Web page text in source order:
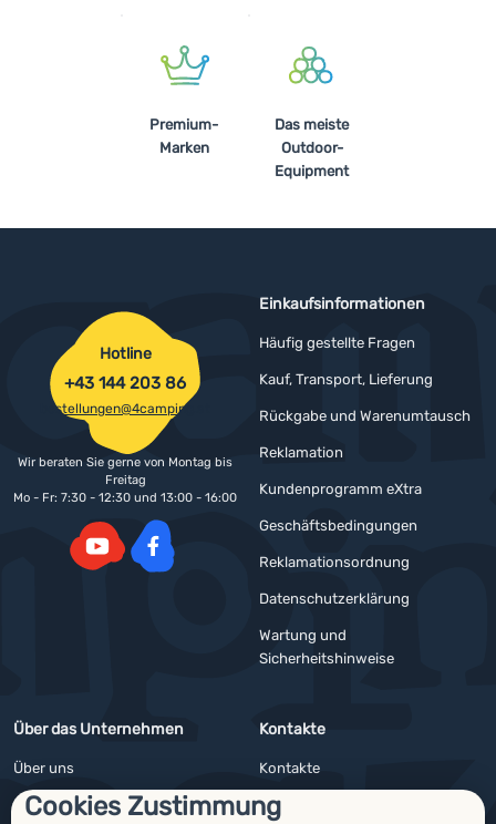
Cookies Zustimmung
Premium-
Marken
Das meiste
Outdoor-
Equipment
Einkaufsinformationen
Häufig gestellte Fragen
Kauf, Transport, Lieferung
Rückgabe und Warenumtausch
Reklamation
Kundenprogramm eXtra
Geschäftsbedingungen
Reklamationsordnung
Datenschutzerklärung
Wartung und
Sicherheitshinweise
Über das Unternehmen
Über uns
Impressum
Kontakte
Kontakte
Angebote für Firmen und Vereine
Hotline
+43 144 203 86
bestellungen@4camping.at
Wir beraten Sie gerne von Montag bis
Freitag
Mo - Fr: 7:30 - 12:30 und 13:00 - 16:00